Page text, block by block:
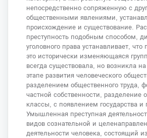
непосредственно сопряженную с
общественными явлениями,
происхождение и существование.
преступность подобным способом,
уголовного права устанавливает, что
это исторически изменяющаяся
всегда существовала, но возникла
этапе развития человеческого
разделением общественного труда,
частной собственности, разделение
классы, с появлением государства и
Умышленная преступная
видов сознательной и
деятельности человека, состоящий